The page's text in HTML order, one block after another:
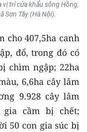
trí cửa khẩu sông Hồng,
Sơn Tây (Hà Nội).
cho 407,5ha canh
đổ, trong đó có
chìm ngập; 22ha
6,6ha cây lâm
9.928 cây lâm
gia cầm bị chết;
50 con gia súc bị